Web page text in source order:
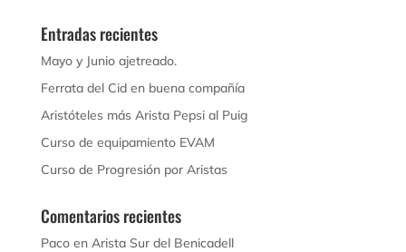
Entradas recientes
Mayo y Junio ajetreado.
Ferrata del Cid en buena compañía
Aristóteles más Arista Pepsi al Puig
Curso de equipamiento EVAM
Curso de Progresión por Aristas
Comentarios recientes
Pacoen Arista Sur del Benicadell